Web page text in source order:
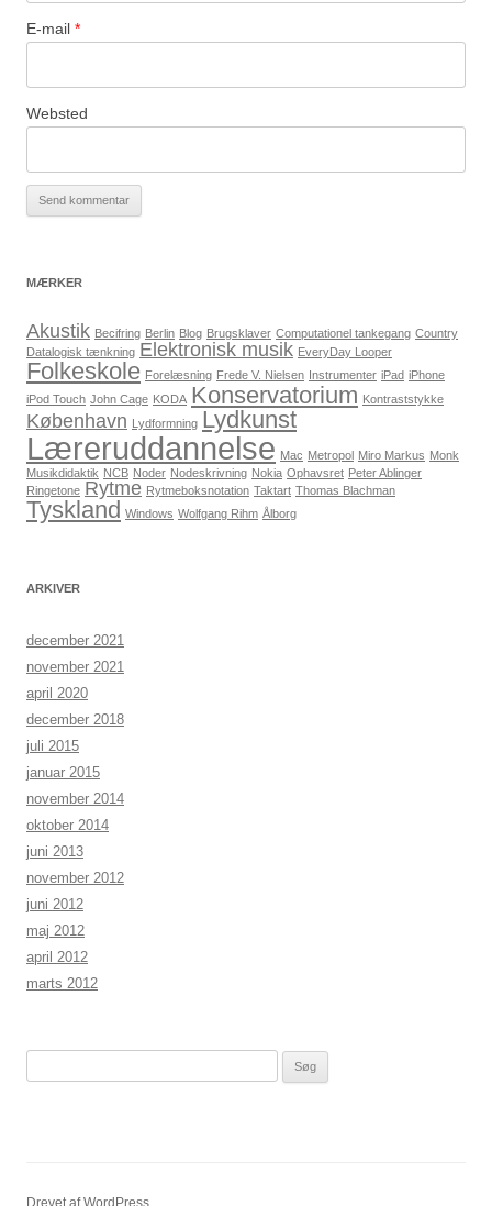
E-mail *
Websted
MÆRKER
Akustik Becifring Berlin Blog Brugsklaver Computationel tankegang Country
Datalogisk tænkning Elektronisk musik EveryDay Looper
Folkeskole Forelæsning Frede V. Nielsen Instrumenter iPad iPhone
iPod Touch John Cage KODA Konservatorium Kontraststykke
København Lydformning Lydkunst
Læreruddannelse Mac Metropol Miro Markus Monk
Musikdidaktik NCB Noder Nodeskrivning Nokia Ophavsret Peter Ablinger
Ringetone Rytme Rytmeboksnotation Taktart Thomas Blachman
Tyskland Windows Wolfgang Rihm Ålborg
ARKIVER
december 2021
november 2021
april 2020
december 2018
juli 2015
januar 2015
november 2014
oktober 2014
juni 2013
november 2012
juni 2012
maj 2012
april 2012
marts 2012
Drevet af WordPress